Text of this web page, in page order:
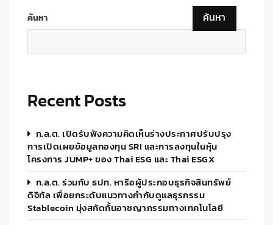
ค้นหา ค้นหา
Recent Posts
ก.ล.ต. เปิดรับฟังความคิดเห็นร่างประกาศปรับปรุง
การเปิดเผยข้อมูลกองทุน SRI และการลงทุนในหุ้น
โครงการ JUMP+ ของ Thai ESG และ Thai ESGX
ก.ล.ต. ร่วมกับ ธปท. หารือผู้ประกอบธุรกิจสินทรัพย์
ดิจิทัล เพื่อยกระดับแนวทางกำกับดูแลธุรกรรม
Stablecoin มุ่งสกัดกั้นอาชญากรรมทางเทคโนโลยี